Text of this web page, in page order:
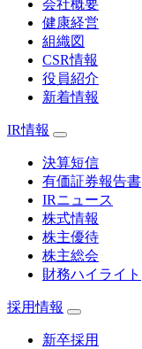
会社概要
健康経営
組織図
CSR情報
役員紹介
新着情報
IR情報
決算短信
有価証券報告書
IRニュース
株式情報
株主優待
株主総会
財務ハイライト
採用情報
新卒採用